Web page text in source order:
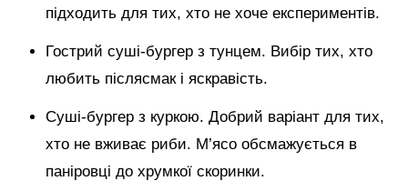
підходить для тих, хто не хоче експериментів.
Гострий суші-бургер з тунцем. Вибір тих, хто
любить післясмак і яскравість.
Суші-бургер з куркою. Добрий варіант для тих,
хто не вживає риби. М’ясо обсмажується в
паніровці до хрумкої скоринки.